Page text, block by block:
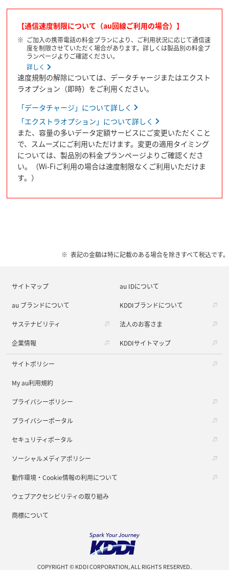
【通信速度制限について（au回線ご利用の場合）】
ご加入の携帯電話の料金プランにより、ご利用状況に応じて通信速
度を制限させていただく場合があります。詳しくは製品別の料金プ
ランページよりご確認ください。
詳しく
速度規制の解除については、データチャージまたはエクスト
ラオプション（即時）をご利用ください。
「データチャージ」について詳しく
「エクストラオプション」について詳しく
また、容量の多いデータ定額サービスにご変更いただくこと
で、スムーズにご利用いただけます。変更の適用タイミング
については、製品別の料金プランページよりご確認くださ
い。（Wi-Fiご利用の場合は速度制限なくご利用いただけま
す。）
表記の金額は特に記載のある場合を除きすべて税込です。
サイトマップ au IDについて
au ブランドについて KDDIブランドについて
サステナビリティ 法人のお客さま
企業情報 KDDIサイトマップ
サイトポリシー
My au利用規約
プライバシーポリシー
プライバシーポータル
セキュリティポータル
ソーシャルメディアポリシー
動作環境・Cookie情報の利用について
ウェブアクセシビリティの取り組み
商標について
COPYRIGHT © KDDI CORPORATION, ALL RIGHTS RESERVED.